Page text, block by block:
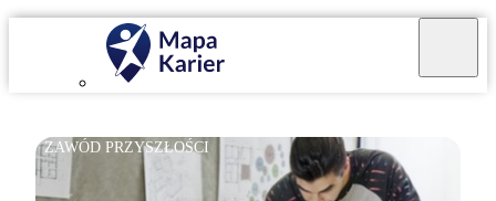
ZAWÓD PRZYSZŁOŚCI